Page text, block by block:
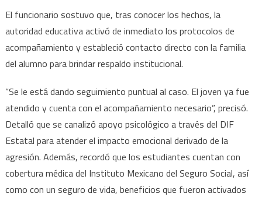
la
agresión
El funcionario sostuvo que, tras conocer los hechos, la
autoridad educativa activó de inmediato los protocolos de
acompañamiento y estableció contacto directo con la familia
del alumno para brindar respaldo institucional.
“Se le está dando seguimiento puntual al caso. El joven ya fue
atendido y cuenta con el acompañamiento necesario”, precisó.
Detalló que se canalizó apoyo psicológico a través del DIF
Estatal para atender el impacto emocional derivado de la
agresión. Además, recordó que los estudiantes cuentan con
cobertura médica del Instituto Mexicano del Seguro Social, así
como con un seguro de vida, beneficios que fueron activados